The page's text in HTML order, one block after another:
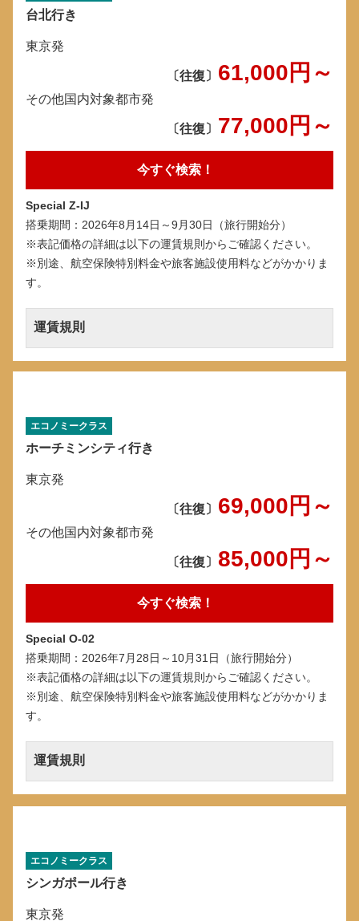
台北行き
東京発
〔往復〕 61,000円～
その他国内対象都市発
〔往復〕 77,000円～
今すぐ検索！
Special Z-IJ
搭乗期間：2026年8月14日～9月30日（旅行開始分）
※表記価格の詳細は以下の運賃規則からご確認ください。
※別途、航空保険特別料金や旅客施設使用料などがかかりま
す。
運賃規則
エコノミークラス
ホーチミンシティ行き
東京発
〔往復〕 69,000 円～
その他国内対象都市発
〔往復〕 85,000 円～
今すぐ検索！
Special O-02
搭乗期間：2026年7月28日～10月31日（旅行開始分）
※表記価格の詳細は以下の運賃規則からご確認ください。
※別途、航空保険特別料金や旅客施設使用料などがかかりま
す。
運賃規則
エコノミークラス
シンガポール行き
東京発